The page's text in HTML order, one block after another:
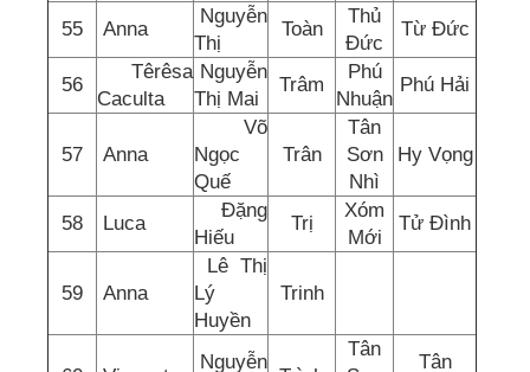
55 Anna
Nguyễn
Thị
Toàn
Thủ
Đức
Từ Đức
56
Têrêsa
Caculta
Nguyễn
Thị Mai
Trâm
Phú
Nhuận
Phú Hải
57 Anna
Võ
Ngọc
Quế
Trân
Tân
Sơn
Nhì
Hy Vọng
58 Luca
Đặng
Hiếu
Trị
Xóm
Mới
Tử Đình
59 Anna
Lê Thị
Lý
Huyền
Trinh
Nguyễn
Tân
Tân